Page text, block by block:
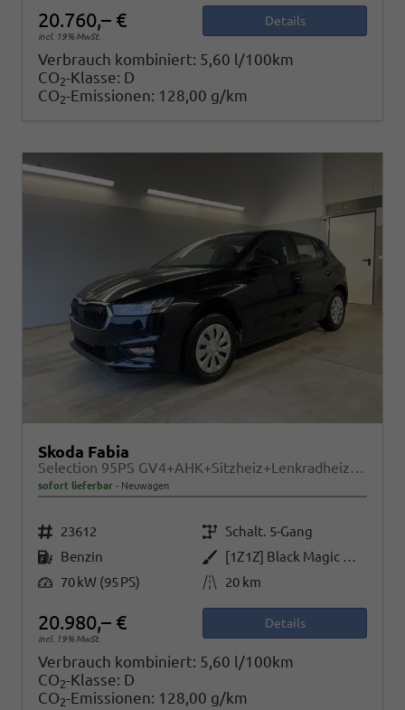
20.760,– €
incl. 19% MwSt.
Details
Verbrauch kombiniert: 5,60 l/100km
CO2-Klasse: D
CO2-Emissionen: 128,00 g/km
Skoda Fabia
Selection 95PS GV4+AHK+Sitzheiz+Lenkradheiz+Climatronic+Tempomat+PDC
sofort lieferbar Neuwagen
Fahrzeugnr. 23612 Getriebe Schalt. 5-Gang
Kraftstoff Benzin Außenfarbe
[1Z1Z] Black Magic Metallic
Leistung 70 kW (95 PS) Kilometerstand 20 km
20.980,– €
incl. 19% MwSt.
Details
Verbrauch kombiniert: 5,60 l/100km
CO2-Klasse: D
CO2-Emissionen: 128,00 g/km